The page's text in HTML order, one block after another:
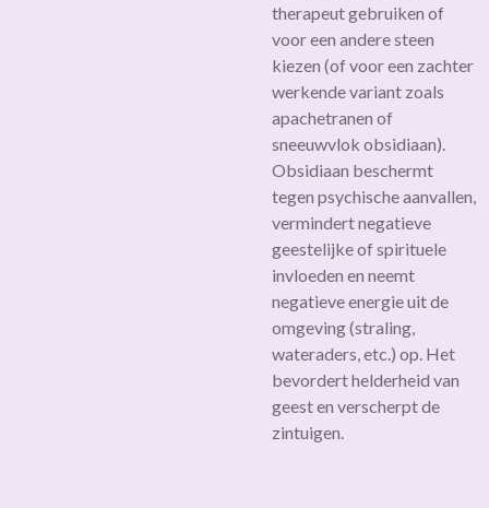
therapeut gebruiken of
voor een andere steen
kiezen (of voor een zachter
werkende variant zoals
apachetranen of
sneeuwvlok obsidiaan).
Obsidiaan beschermt
tegen psychische aanvallen,
vermindert negatieve
geestelijke of spirituele
invloeden en neemt
negatieve energie uit de
omgeving (straling,
wateraders, etc.) op. Het
bevordert helderheid van
geest en verscherpt de
zintuigen.